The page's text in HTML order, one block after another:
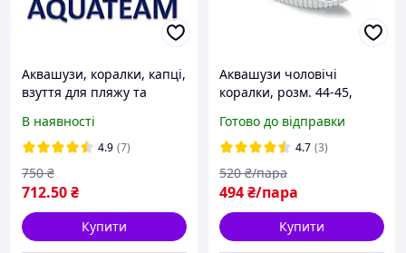
Аквашузи, коралки, капці,
взуття для пляжу та
37, 38, 39, 40, розміри)
В наявності
4.9 (7)
712.50₴
750 ₴
Купити
Аквашузи чоловічі
коралки, розм. 44-45,
пляжу, коралів та
басейну, ZS002
Готово до відправки
4.7 (3)
494₴/пара
520 ₴/пара
Купити